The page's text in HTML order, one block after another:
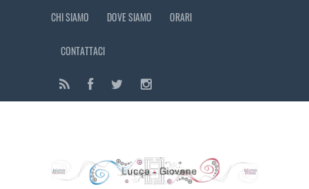
CHI SIAMO DOVE SIAMO ORARI
CONTATTACI